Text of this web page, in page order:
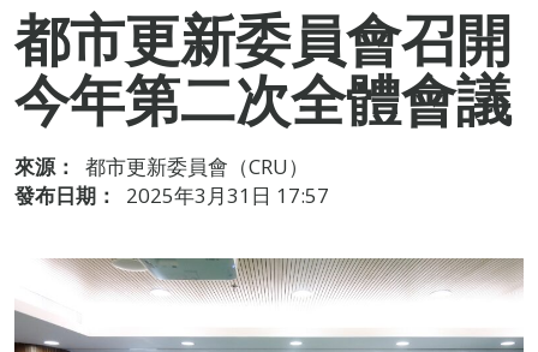
都市更新委員會召開
今年第二次全體會議
來源：
都市更新委員會（CRU）
發布日期：
2025年3月31日 17:57